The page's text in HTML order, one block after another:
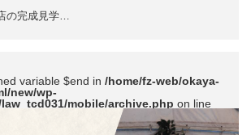
の完成見学…
variable $end in /home/fz-web/okaya-
new/wp-
mobile/archive.php on line